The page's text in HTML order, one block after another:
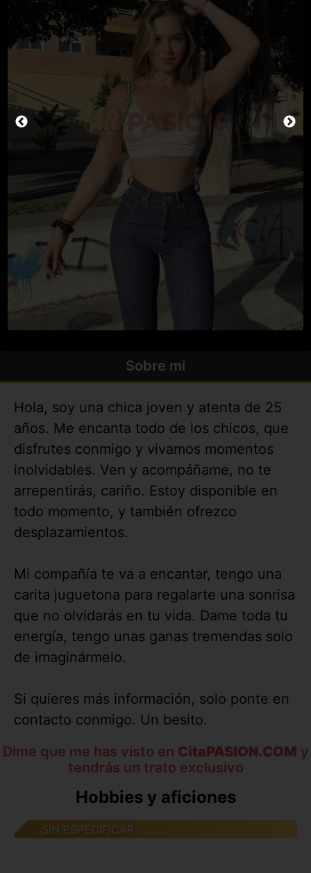
Sobre mi
Hola, soy una chica joven y atenta de 25
años. Me encanta todo de los chicos, que
disfrutes conmigo y vivamos momentos
inolvidables. Ven y acompáñame, no te
arrepentirás, cariño. Estoy disponible en
todo momento, y también ofrezco
desplazamientos.
Mi compañía te va a encantar, tengo una
carita juguetona para regalarte una sonrisa
que no olvidarás en tu vida. Dame toda tu
energía, tengo unas ganas tremendas solo
de imaginármelo.
Si quieres más información, solo ponte en
contacto conmigo. Un besito.
Dime que me has visto en CitaPASION.COM y
tendrás un trato exclusivo
Hobbies y aficiones
SIN ESPECIFICAR